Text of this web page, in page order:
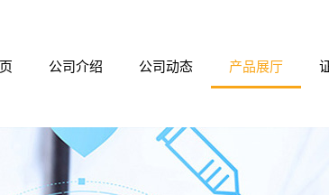
公司介绍 公司动态 产品展厅